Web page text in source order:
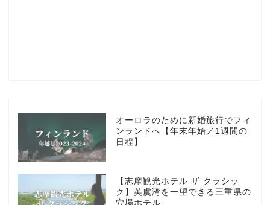
オーロラのために新婚旅行でフィ
ンランドへ【年末年始／1週間の
日程】
【志摩観光ホテル ザ クラシッ
ク】英虞湾を一望できる三重県の
穴場ホテル
HOTEL
TRAVEL